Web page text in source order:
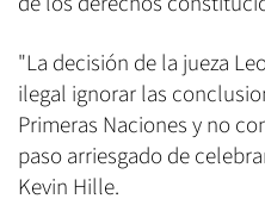
"La decisión de la jueza
ilegal ignorar las
Primeras Naciones y no
paso arriesgado de
Kevin Hille.